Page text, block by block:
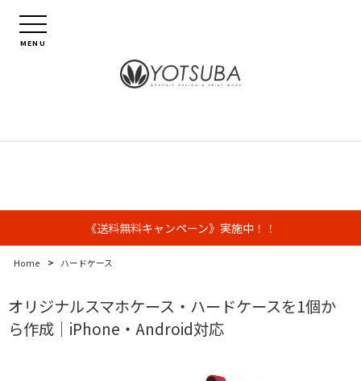
MENU
《送料無料キャンペーン》実施中！！
Home > ハードケース
オリジナルスマホケース・ハードケースを1個か
ら作成｜iPhone・Android対応